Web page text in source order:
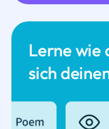
Lerne wie
sich